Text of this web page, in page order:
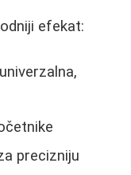
efekat:
precizniju